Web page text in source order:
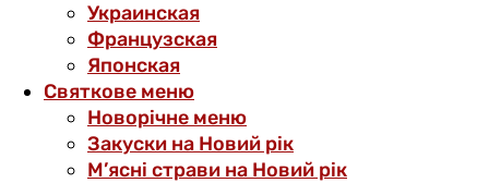
Украинская
Французская
Японская
Святкове меню
Новорічне меню
Закуски на Новий рік
М’ясні страви на Новий рік